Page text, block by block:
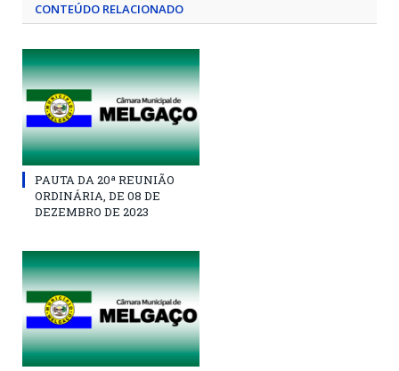
CONTEÚDO RELACIONADO
PAUTA DA 20ª REUNIÃO
ORDINÁRIA, DE 08 DE
DEZEMBRO DE 2023